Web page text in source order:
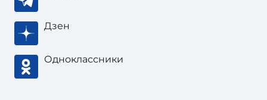
Дзен
Одноклассники